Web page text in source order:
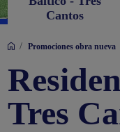
Cantos
/ Promociones obra nueva
Tres